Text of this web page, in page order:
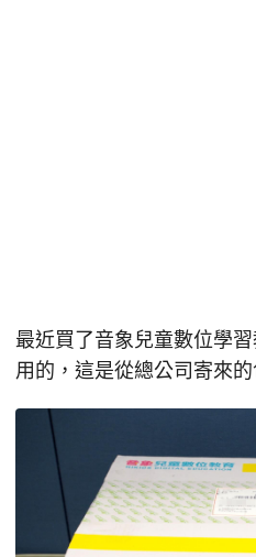
最近買了音象兒童數位學
用的，這是從總公司寄來的